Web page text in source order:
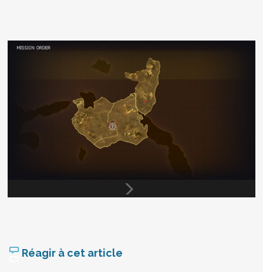
Réagir à cet article